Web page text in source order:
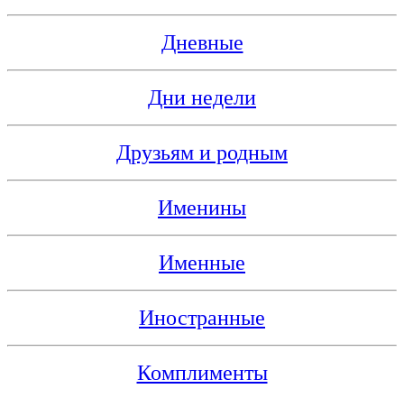
Дневные
Дни недели
Друзьям и родным
Именины
Именные
Иностранные
Комплименты